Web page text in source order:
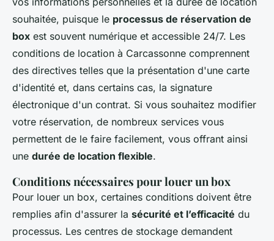
souhaitée, puisque le processus de réservation de
box est souvent numérique et accessible 24/7. Les
conditions de location à Carcassonne comprennent
des directives telles que la présentation d'une carte
d'identité et, dans certains cas, la signature
électronique d'un contrat. Si vous souhaitez modifier
votre réservation, de nombreux services vous
permettent de le faire facilement, vous offrant ainsi
une durée de location flexible.
Conditions nécessaires pour louer un box
Pour louer un box, certaines conditions doivent être
remplies afin d'assurer la sécurité et l’efficacité du
processus. Les centres de stockage demandent